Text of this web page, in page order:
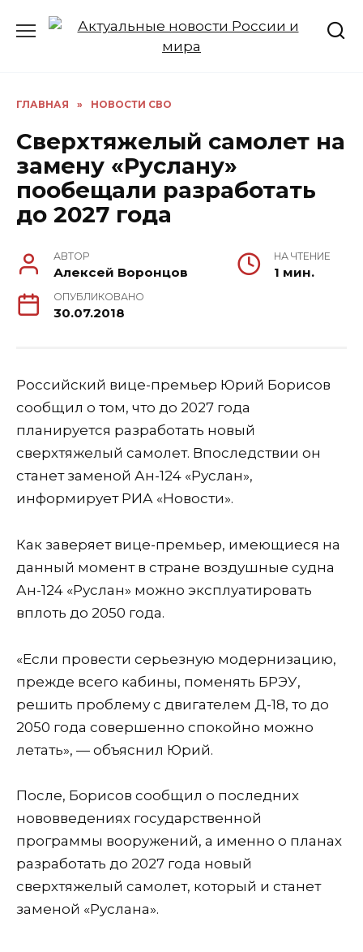
ГЛАВНАЯ » НОВОСТИ СВО
Сверхтяжелый самолет на
замену «Руслану»
пообещали разработать
до 2027 года
АВТОР
Алексей Воронцов
НА ЧТЕНИЕ
1 мин.
ОПУБЛИКОВАНО
30.07.2018
Российский вице-премьер Юрий Борисов
сообщил о том, что до 2027 года
планируется разработать новый
сверхтяжелый самолет. Впоследствии он
станет заменой Ан-124 «Руслан»,
информирует РИА «Новости».
Как заверяет вице-премьер, имеющиеся на
данный момент в стране воздушные судна
Ан-124 «Руслан» можно эксплуатировать
вплоть до 2050 года.
«Если провести серьезную модернизацию,
прежде всего кабины, поменять БРЭУ,
решить проблему с двигателем Д-18, то до
2050 года совершенно спокойно можно
летать», — объяснил Юрий.
После, Борисов сообщил о последних
нововведениях государственной
программы вооружений, а именно о планах
разработать до 2027 года новый
сверхтяжелый самолет, который и станет
заменой «Руслана».